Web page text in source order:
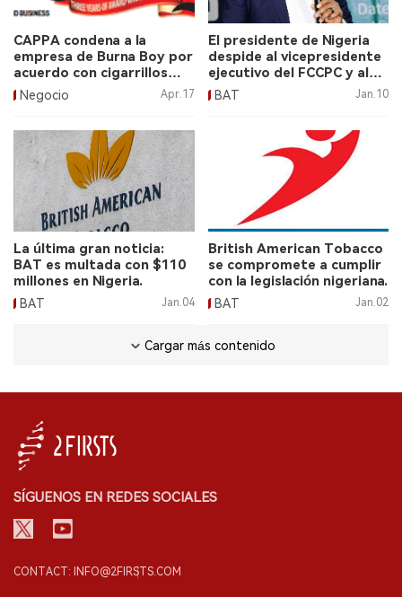
CAPPA condena a la
empresa de Burna Boy por
acuerdo con cigarrillos
electrónicos.
Negocio Apr.17
El presidente de Nigeria
despide al vicepresidente
ejecutivo del FCCPC y al
presidente de BPE.
BAT Jan.10
La última gran noticia:
BAT es multada con $110
millones en Nigeria.
BAT Jan.04
British American Tobacco
se compromete a cumplir
con la legislación nigeriana.
BAT Jan.02
Cargar más contenido
SÍGUENOS EN REDES SOCIALES
CONTACT: INFO@2FIRSTS.COM